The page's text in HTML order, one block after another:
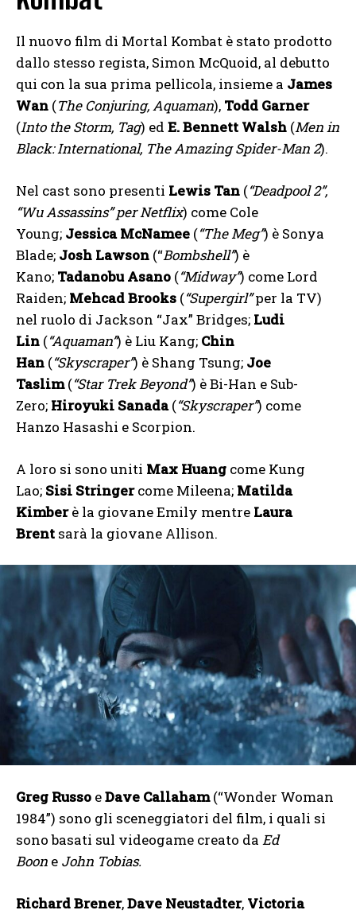
Il nuovo film di Mortal Kombat è stato prodotto
dallo stesso regista, Simon McQuoid, al debutto
qui con la sua prima pellicola, insieme a James
Wan (The Conjuring, Aquaman), Todd Garner
(Into the Storm, Tag) ed E. Bennett Walsh (Men in
Black: International, The Amazing Spider-Man 2).
Nel cast sono presenti Lewis Tan (“Deadpool 2”,
“Wu Assassins” per Netflix) come Cole
Young; Jessica McNamee (“The Meg”) è Sonya
Blade; Josh Lawson (“Bombshell”) è
Kano; Tadanobu Asano (“Midway”) come Lord
Raiden; Mehcad Brooks (“Supergirl”per la TV)
nel ruolo di Jackson “Jax” Bridges; Ludi
Lin (“Aquaman”) è Liu Kang; Chin
Han (“Skyscraper”) è Shang Tsung; Joe
Taslim(“Star Trek Beyond”) è Bi-Han e Sub-
Zero; Hiroyuki Sanada(“Skyscraper”) come
Hanzo Hasashi e Scorpion.
A loro si sono uniti Max Huang come Kung
Lao; Sisi Stringercome Mileena; Matilda
Kimberè la giovane Emily mentre Laura
Brent sarà la giovane Allison.
Greg Russo eDave Callaham(“Wonder Woman
1984”) sono gli sceneggiatori del film, i quali si
sono basati sul videogame creato da Ed
Boon e John Tobias.
Richard Brener,Dave Neustadter, Victoria